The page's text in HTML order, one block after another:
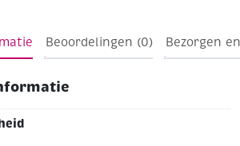
Beoordelingen (0) Bezorgen